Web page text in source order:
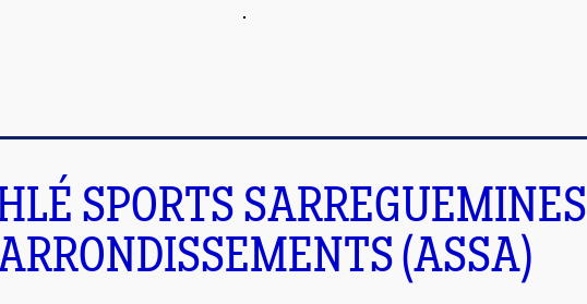
SPORTS SARREGUEMINES
(ASSA)